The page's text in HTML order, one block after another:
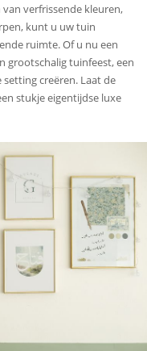
verfrissende kleuren,
kunt u uw tuin
ruimte. Of u nu een
grootschalig tuinfeest, een
creëren. Laat de
stukje eigentijdse luxe